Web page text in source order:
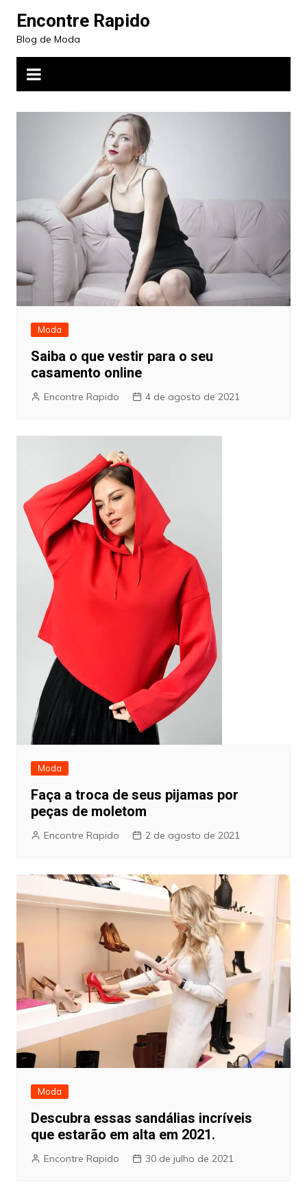
para
conteúdo
Encontre Rapido
Blog de Moda
Moda
Saiba o que vestir para o seu
casamento online
Encontre Rapido 4 de agosto de 2021
Moda
Faça a troca de seus pijamas por
peças de moletom
Encontre Rapido 2 de agosto de 2021
Moda
Descubra essas sandálias incríveis
que estarão em alta em 2021.
Encontre Rapido 30 de julho de 2021